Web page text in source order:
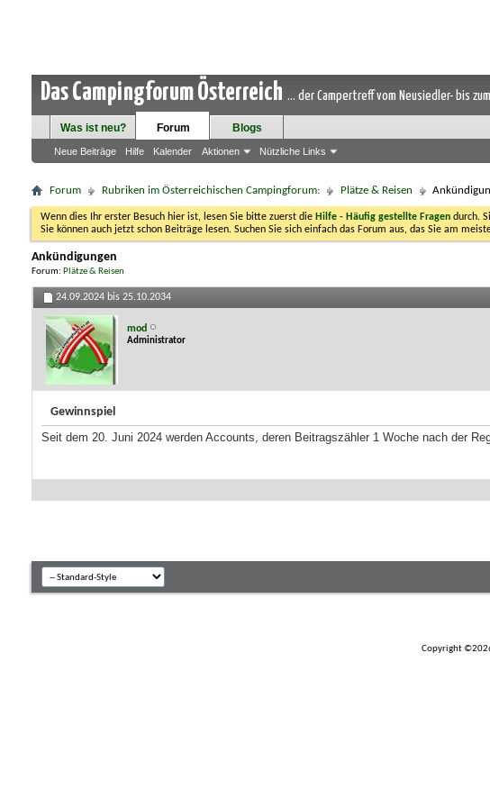
Das Campingforum Österreich ... der Campertreff vom Neusiedler- bis
Was ist neu? Forum
Neue Beiträge Hilfe Kalender Aktionen Nützliche Links
Blogs
Forum Rubriken im Österreichischen Campingforum: Plätze & Reisen
Wenn dies Ihr erster Besuch hier ist, lesen Sie bitte zuerst die Hilfe - Häufig gestellte Fragen durch.
Sie können auch jetzt schon Beiträge lesen. Suchen Sie sich einfach das Forum aus, das Sie am
Ankündigungen
Forum: Plätze & Reisen
24.09.2024 bis 25.10.2034
mod
Administrator
Gewinnspiel
Seit dem 20. Juni 2024 werden Accounts, deren Beitragszähler 1 Woche nach der
Copyright